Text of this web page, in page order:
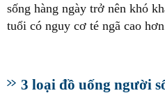
sống hàng ngày trở nên khó
tuổi có nguy cơ té ngã cao
3 loại đồ uống người